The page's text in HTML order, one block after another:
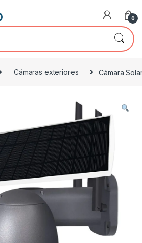
0
Cámaras exteriores Cámara